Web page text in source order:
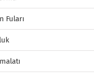
Fuları